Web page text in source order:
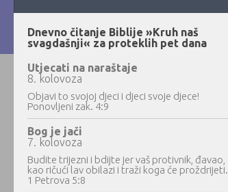
Dnevno čitanje Biblije »Kruh naš
svagdašnji« za proteklih pet dana
Utjecati na naraštaje
8. kolovoza
Objavi to svojoj djeci i djeci svoje djece!
Ponovljeni zak. 4:9
Bog je jači
7. kolovoza
Budite trijezni i bdijte jer vaš protivnik, đavao,
kao ričući lav obilazi i traži koga će proždrijeti.
1 Petrova 5:8